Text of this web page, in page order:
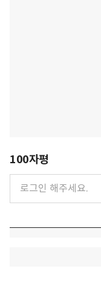
100자평